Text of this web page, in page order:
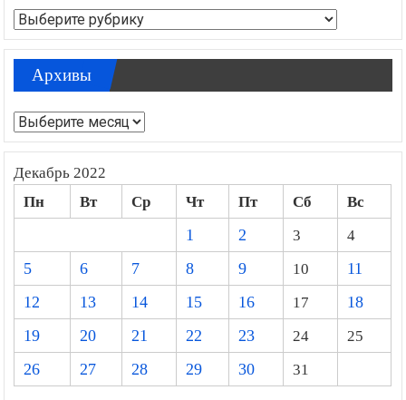
Рубрики
Архивы
Архивы
Декабрь 2022
Пн Вт Ср Чт Пт Сб
Вс
1
2 3
4
5
6 7 8 9 10
11
12
13 14 15 16 17
18
19
20 21 22 23 24
25
26
27 28 29 30 31